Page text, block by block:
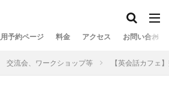
予約ページ 料金 アクセス お問い合わせ
交流会、ワークショップ等 【英会話カフェ